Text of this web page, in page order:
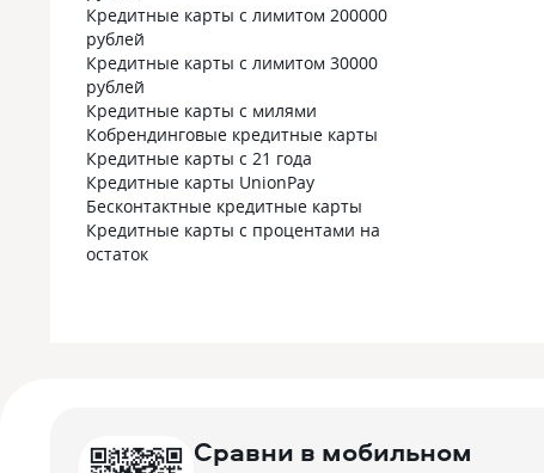
Кредитные карты с лимитом 200000
рублей
Кредитные карты с лимитом 30000
рублей
Кредитные карты с милями
Кобрендинговые кредитные карты
Кредитные карты с 21 года
Кредитные карты UnionPay
Бесконтактные кредитные карты
Кредитные карты с процентами на
остаток
Сравни в мобильном